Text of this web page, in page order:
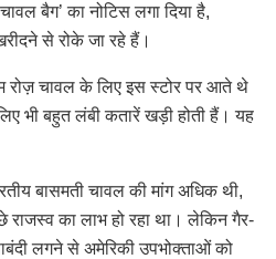
बैग’ का नोटिस लगा दिया है,
से रोके जा रहे हैं।
रोज़ चावल के लिए इस स्टोर पर आते थे
भी बहुत लंबी कतारें खड़ी होती हैं। यह
बासमती चावल की मांग अधिक थी,
का लाभ हो रहा था। लेकिन गैर-
लगने से अमेरिकी उपभोक्ताओं को